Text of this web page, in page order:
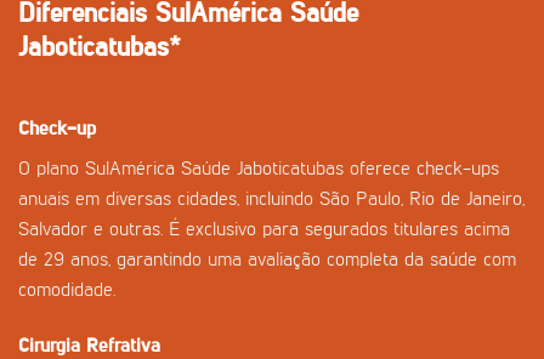
Diferenciais SulAmérica Saúde
Jaboticatubas*
Check-up
O plano SulAmérica Saúde Jaboticatubas oferece check-ups
anuais em diversas cidades, incluindo São Paulo, Rio de Janeiro,
Salvador e outras. É exclusivo para segurados titulares acima
de 29 anos, garantindo uma avaliação completa da saúde com
comodidade.
Cirurgia Refrativa